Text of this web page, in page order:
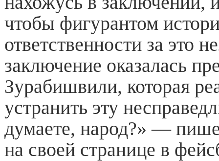
чтобы фигурантом
ответственности за это
заключение оказалась
Зурабишвили, которая
устранить эту
думаете, народ?» —
на своей странице в